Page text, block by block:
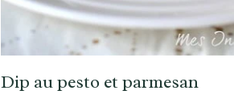
Dip au pesto et parmesan